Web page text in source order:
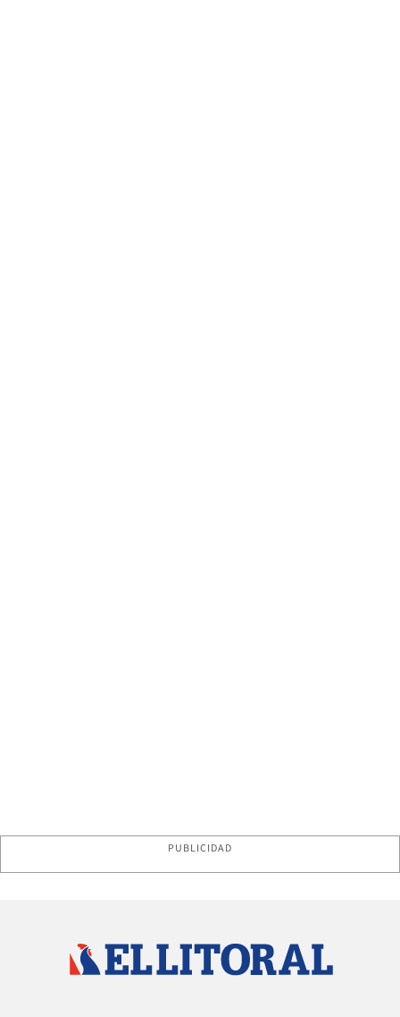
PUBLICIDAD